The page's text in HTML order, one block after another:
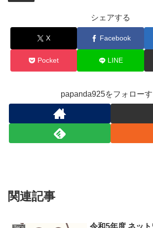
シェアする
X Facebook
Pocket LINE
papanda925をフォローす
関連記事
令和5年度 ネッ